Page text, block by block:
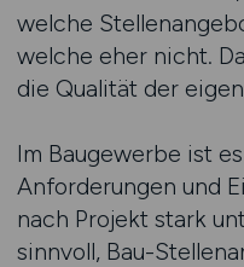
welche
welche eher nicht.
die Qualität der
Im Baugewerbe ist
Anforderungen und
nach Projekt stark
sinnvoll, Bau-